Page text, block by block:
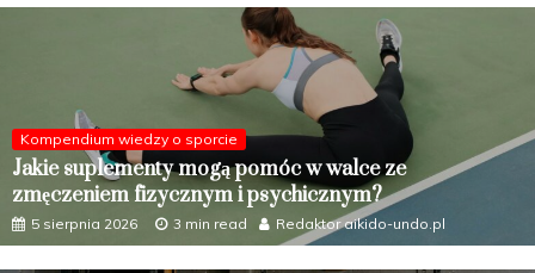
Kompendium wiedzy o sporcie
Jakie suplementy mogą pomóc w walce ze
zmęczeniem fizycznym i psychicznym?
5 sierpnia 2026 3 min read Redaktor aikido-undo.pl